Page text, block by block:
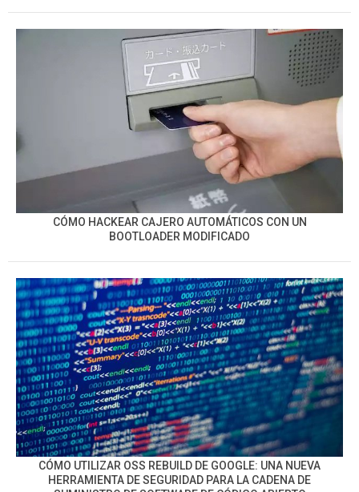
CÓMO HACKEAR CAJERO AUTOMÁTICOS CON UN
BOOTLOADER MODIFICADO
CÓMO UTILIZAR OSS REBUILD DE GOOGLE: UNA NUEVA
HERRAMIENTA DE SEGURIDAD PARA LA CADENA DE